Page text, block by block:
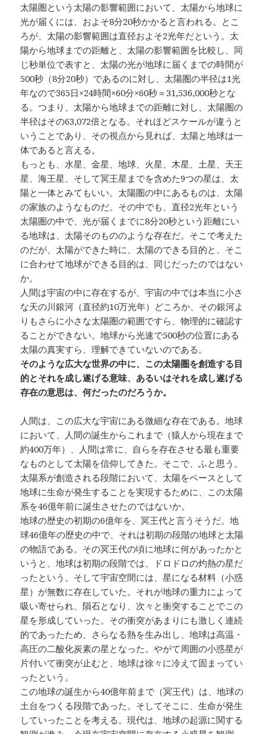
太陽圏という太陽の影響範囲において、太陽から地球に
光が届くには、およそ8分20秒かかると言われる。とこ
ろが、太陽の影響範囲は直径およそ2光年だという。太
陽から地球までの距離と、太陽の影響範囲を比較し、同
じ秒単位で表すと、太陽の光が地球に届くまでの時間が
500秒（8分20秒）であるのに対し、太陽圏の半径は1光
年なので365日×24時間×60分×60秒＝31,536,000秒とな
る。つまり、太陽から地球までの距離に対し、太陽圏の
半径はその63,072倍となる。それほどスケールが違うと
いうことであり、その視点から見れば、太陽と地球は一
体であると言える。
もっとも、水星、金星、地球、火星、木星、土星、天王
星、海王星、そして冥王星までを含めた9つの星は、太
陽と一体とみてもいい。太陽圏の中にあるものは、太陽
の家族のようなものだ。その中でも、直径2光年という
太陽圏の中で、光が届くまでに8分20秒という距離にい
る地球は、太陽そのもののような存在だ。そこで考えた
のだが、太陽ができた時に、太陽のできる目的と、そこ
に合わせて地球ができる目的は、同じだったのではない
か。
人間は宇宙の中に存在するが、宇宙の中では本当に小さ
な天の川銀河（直径約10万光年）どころか、その銀河よ
りもさらに小さな太陽圏の範囲ですら、物理的に確認す
ることができない。地球から光速で500秒の位置にある
太陽の真実すら、理解できていないのである。
そのような広大な世界の中に、この太陽圏を創造する目
的とそれを成し遂げる意味、あるいはそれを成し遂げる
存在の意思は、何だったのだろうか。
人間は、この広大な宇宙にある微細な存在である。地球
において、人間の誕生からこれまで（猿人から現在まで
約400万年）、人間は常に、自らを存在させる最も重要
なものとして太陽を信仰してきた。そこで、ふと思う。
太陽系が創造される段階において、太陽をベースとして
地球に生命が発生することを実現するために、この太陽
系を46億年前に誕生させたのではないか。
地球の歴史の初期の6億年を、冥王代と言うそうだ。地
球46億年の歴史の中で、それは初期の段階の地球と太陽
の物語である。その冥王代の頃に地球に何があったかと
いうと、地球は初期の段階では、ドロドロの灼熱の星だ
ったという。そして宇宙空間には、星になる材料（小惑
星）が無数に存在していた。それが地球の重力によって
吸い寄せられ、隕石となり、次々と衝突することでこの
星を形成していった。その衝突があまりにも激しく連続
的であったため、さらなる熱を生み出し、地球は高温・
高圧の二酸化炭素の星となった。やがて周囲の小惑星が
片付いて衝突が止むと、地球は徐々に冷えて固まってい
ったという。
この地球の誕生から40億年前まで（冥王代）は、地球の
土台をつくる段階であった。そしてそこに、生命が発生
していったことを考える。現代は、地球の起源に関する